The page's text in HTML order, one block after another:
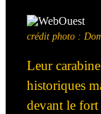
crédit photo :
Leur
historiques
devant le